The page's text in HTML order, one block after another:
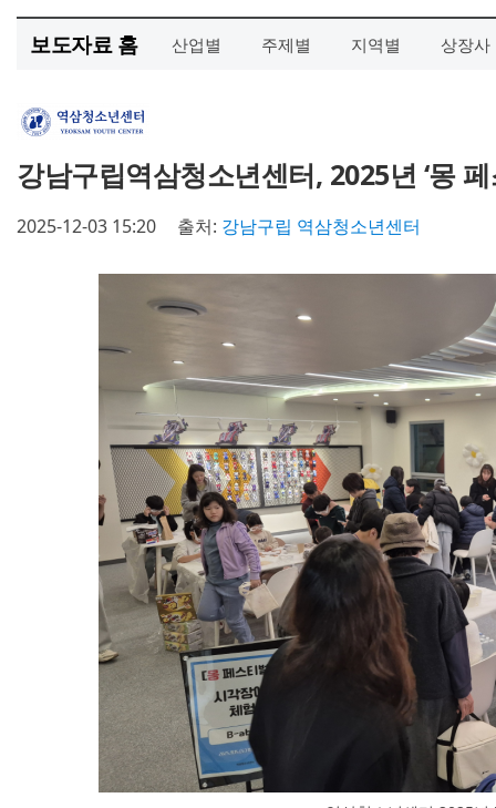
보도자료 홈 산업별 주제별 지역별 상장사
강남구립역삼청소년센터, 2025년 ‘몽
2025-12-03 15:20 출처: 강남구립 역삼청소년센터